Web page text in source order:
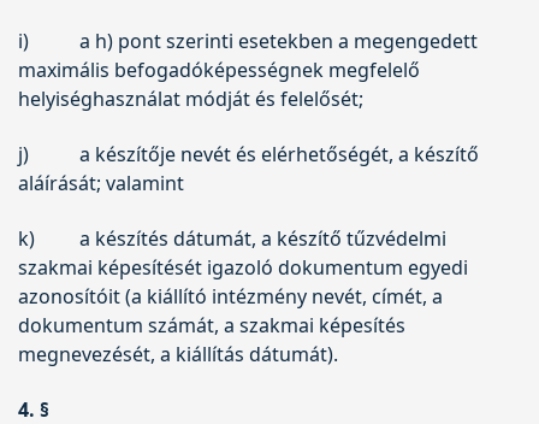
i)
a h) pont szerinti esetekben a megengedett
maximális befogadóképességnek megfelelő
helyiséghasználat módját és felelősét;
j)
a készítője nevét és elérhetőségét, a készítő
aláírását; valamint
k)
a készítés dátumát, a készítő tűzvédelmi
szakmai képesítését igazoló dokumentum egyedi
azonosítóit (a kiállító intézmény nevét, címét, a
dokumentum számát, a szakmai képesítés
megnevezését, a kiállítás dátumát).
4. §